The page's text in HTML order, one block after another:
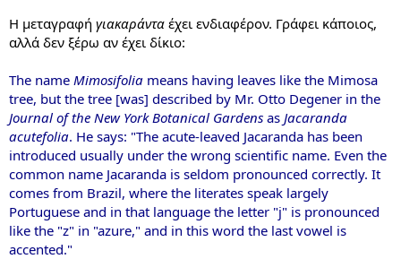
Η μεταγραφή γιακαράντα έχει ενδιαφέρον. Γράφει κάποιος,
αλλά δεν ξέρω αν έχει δίκιο:
The name Mimosifolia means having leaves like the Mimosa
tree, but the tree [was] described by Mr. Otto Degener in the
Journal of the New York Botanical Gardens as Jacaranda
acutefolia. He says: "The acute-leaved Jacaranda has been
introduced usually under the wrong scientific name. Even the
common name Jacaranda is seldom pronounced correctly. It
comes from Brazil, where the literates speak largely
Portuguese and in that language the letter "j" is pronounced
like the "z" in "azure," and in this word the last vowel is
accented."